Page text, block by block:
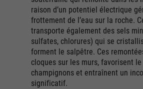
raison d’un potentiel électrique
frottement de l’eau sur la roche.
transporte également des sels
sulfates, chlorures) qui se
forment le salpêtre. Ces
cloques sur les murs, favorisent
champignons et entraînent un
significatif.